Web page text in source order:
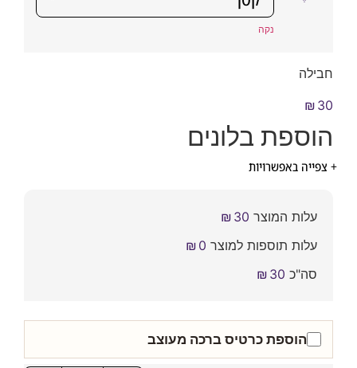
בלונים
באפשרויות
עלות המוצר ₪30
עלות תוספות למוצר
₪0
₪30
הוספת כרטיס ברכה מעוצב